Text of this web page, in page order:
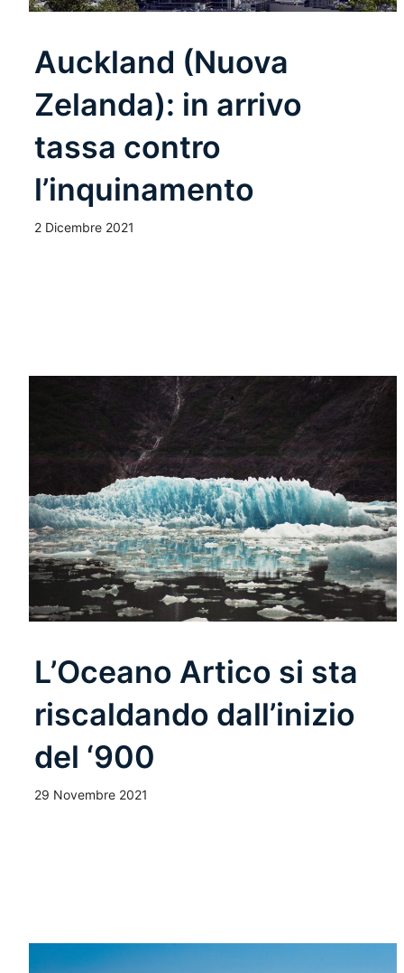
Auckland (Nuova
Zelanda): in arrivo
tassa contro
l’inquinamento
2 Dicembre 2021
L’Oceano Artico si sta
riscaldando dall’inizio
del ‘900
29 Novembre 2021